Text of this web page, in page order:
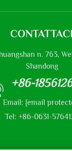
n. 763,
Shandong
+86-
Email: [email
Tel: +86-0631-